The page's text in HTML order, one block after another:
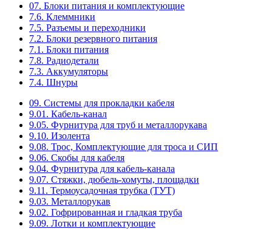
07. Блоки питания и комплектующие
7.6. Клеммники
7.5. Разъемы и переходники
7.2. Блоки резервного питания
7.1. Блоки питания
7.8. Радиодетали
7.3. Аккумуляторы
7.4. Шнуры
09. Системы для прокладки кабеля
9.01. Кабель-канал
9.05. Фурнитура для труб и металлорукава
9.10. Изолента
9.08. Трос, Комплектующие для троса и СИП
9.06. Скобы для кабеля
9.04. Фурнитура для кабель-канала
9.07. Стяжки, дюбель-хомуты, площадки
9.11. Термоусадочная трубка (ТУТ)
9.03. Металлорукав
9.02. Гофрированная и гладкая труба
9.09. Лотки и комплектующие